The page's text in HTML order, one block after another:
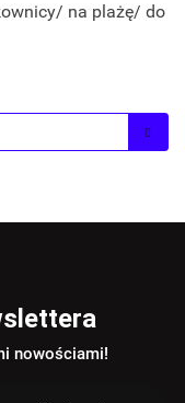
na plażę/ do
nowościami!